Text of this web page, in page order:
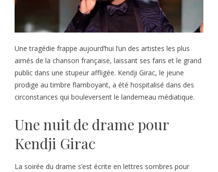
Une tragédie frappe aujourd’hui l’un des artistes les plus
aimés de la chanson française, laissant ses fans et le grand
public dans une stupeur affligée. Kendji Girac, le jeune
prodige au timbre flamboyant, a été hospitalisé dans des
circonstances qui bouleversent le landerneau médiatique.
Une nuit de drame pour
Kendji Girac
La soirée du drame s’est écrite en lettres sombres pour